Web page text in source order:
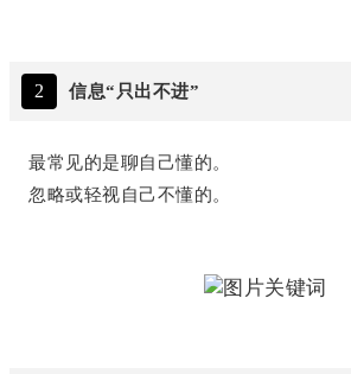
2 信息“只出不进”
最常见的是聊自己懂的。
忽略或轻视自己不懂的。